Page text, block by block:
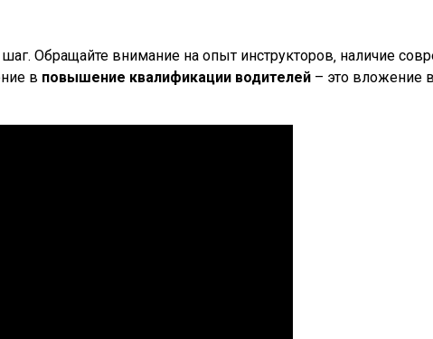
Обращайте внимание на опыт инструкторов‚ наличие
в повышение квалификации водителей – это вложение